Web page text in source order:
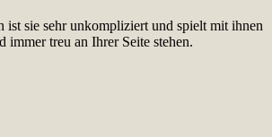
ist sie sehr unkompliziert und spielt mit ihnen
immer treu an Ihrer Seite stehen.